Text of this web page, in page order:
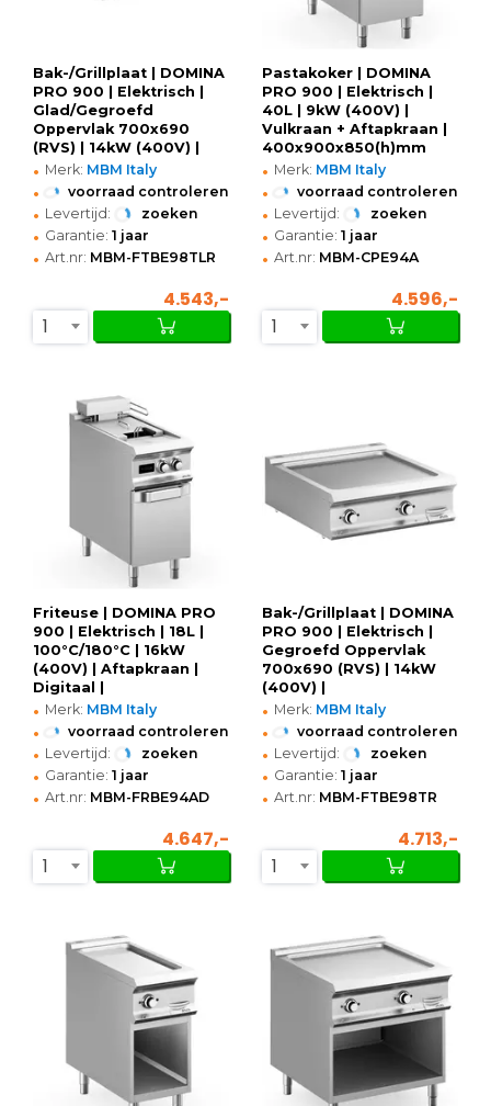
Bak-/Grillplaat | DOMINA
PRO 900 | Elektrisch |
Glad/Gegroefd
Oppervlak 700x690
(RVS) | 14kW (400V) |
800x900x250(h)mm
• Merk: MBM Italy
• voorraad controleren
• Levertijd: zoeken
• Garantie: 1 jaar
• Art.nr: MBM-FTBE98TLR
4.543,-
1
Pastakoker | DOMINA
PRO 900 | Elektrisch |
40L | 9kW (400V) |
Vulkraan + Aftapkraan |
400x900x850(h)mm
• Merk: MBM Italy
• voorraad controleren
• Levertijd: zoeken
• Garantie: 1 jaar
• Art.nr: MBM-CPE94A
4.596,-
1
Friteuse | DOMINA PRO
900 | Elektrisch | 18L |
100°C/180°C | 16kW
(400V) | Aftapkraan |
Digitaal |
400x900x850(h)mm
• Merk: MBM Italy
• voorraad controleren
• Levertijd: zoeken
• Garantie: 1 jaar
• Art.nr: MBM-FRBE94AD
4.647,-
1
Bak-/Grillplaat | DOMINA
PRO 900 | Elektrisch |
Gegroefd Oppervlak
700x690 (RVS) | 14kW
(400V) |
800x900x250(h)mm
• Merk: MBM Italy
• voorraad controleren
• Levertijd: zoeken
• Garantie: 1 jaar
• Art.nr: MBM-FTBE98TR
4.713,-
1